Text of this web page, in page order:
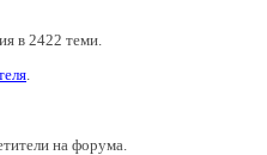
в 2422 теми.
на форума.